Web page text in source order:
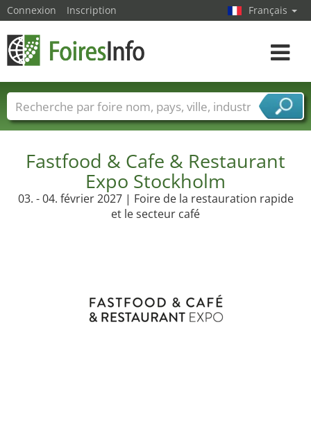
Fastfood & Cafe & Restaurant
Expo Stockholm
03. - 04. février 2027 | Foire de la restauration rapide
et le secteur café
Connexion Inscription Français
Toggle
Foire noms Pays Villes
Secteurs de foire